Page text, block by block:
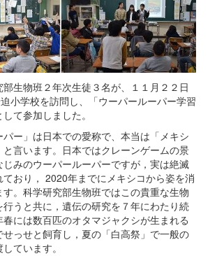
生物班２年次生徒３名が、１１月２２日
小学校を訪問し、「ウーパールーパー学習
て参加しました。
ー」は日本での愛称で、本当は「メキシ
と言います。日本ではクレーンゲームの景
みのウーパールーパーですが，実は絶滅
おり， 2020年までにメキシコから姿を消
。科学研究部生物班ではこの貴重な生物
うと共に，遺伝の研究を７年にわたり続
には数百匹のオタマジャクシが生まれる
っせと飼育し，夏の「白高祭」で一般の
ています。